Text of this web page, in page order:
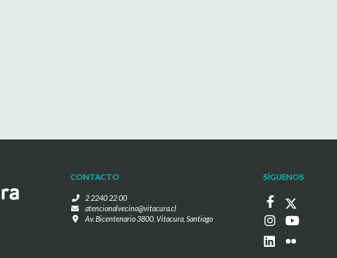
CONTACTO
2 2240 22 00
atencionalvecino@vitacura.cl
Av. Bicentenario 3800, Vitacura, Santiago
SÍGUENOS